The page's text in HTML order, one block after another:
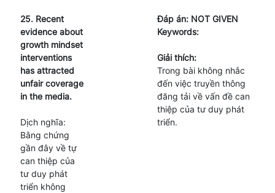
25. Recent
evidence about
growth mindset
interventions
has attracted
unfair coverage
in the media.
Dịch nghĩa:
Bằng chứng
gần đây về tự
can thiệp của
tư duy phát
triển không
Đáp án: NOT GIVEN
Keywords:
Giải thích:
Trong bài không nhắc
đến việc truyền thông
đăng tải về vấn đề can
thiệp của tư duy phát
triển.